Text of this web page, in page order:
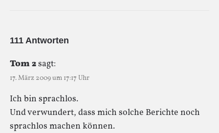
111 Antworten
Tom 2sagt:
17. März 2009 um 17:17 Uhr
Ich bin sprachlos.
Und verwundert, dass mich solche Berichte noch
sprachlos machen können.